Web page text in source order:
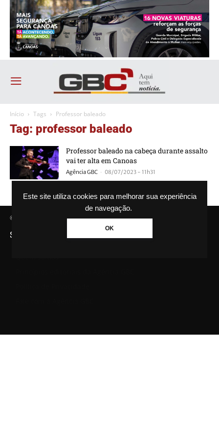
Este site utiliza cookies para melhorar sua experiência
de navegação.
OK
Início Tags Professor baleado
Tag: professor baleado
Professor baleado na cabeça durante assalto
vai ter alta em Canoas
Agência GBC - 08/07/2023 - 11h31
© Agência GBC. Aqui tem notícia. Todos os direitos reservados.
SAIBA MAIS SOBRE A AGÊNCIA GBC